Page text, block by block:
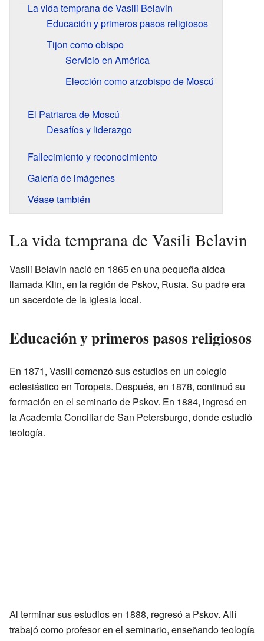
La vida temprana de Vasili Belavin
Educación y primeros pasos religiosos
Tijon como obispo
Servicio en América
Elección como arzobispo de Moscú
El Patriarca de Moscú
Desafíos y liderazgo
Fallecimiento y reconocimiento
Galería de imágenes
Véase también
La vida temprana de Vasili Belavin
Vasili Belavin nació en 1865 en una pequeña aldea
llamada Klin, en la región de Pskov, Rusia. Su padre era
un sacerdote de la iglesia local.
Educación y primeros pasos religiosos
En 1871, Vasili comenzó sus estudios en un colegio
eclesiástico en Toropets. Después, en 1878, continuó su
formación en el seminario de Pskov. En 1884, ingresó en
la Academia Conciliar de San Petersburgo, donde estudió
teología.
Al terminar sus estudios en 1888, regresó a Pskov. Allí
trabajó como profesor en el seminario, enseñando teología